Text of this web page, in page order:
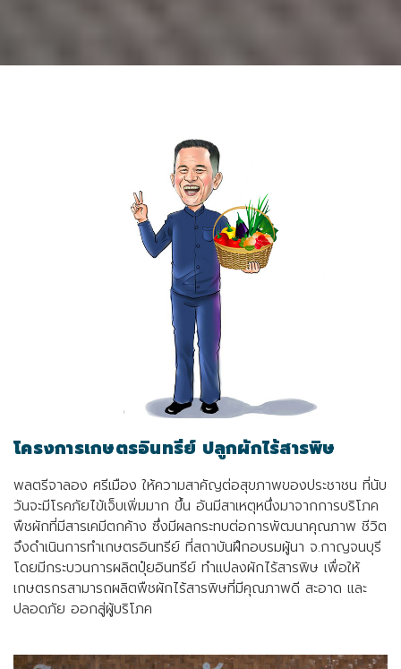
โครงการเกษตรอินทรีย์ ปลูกผักไร้สารพิษ
พลตรีจาลอง ศรีเมือง ให้ความสาคัญต่อสุขภาพของประชาชน ที่นับ
วันจะมีโรคภัยไข้เจ็บเพิ่มมาก ขึ้น อันมีสาเหตุหนึ่งมาจากการบริโภค
พืชผักที่มีสารเคมีตกค้าง ซึ่งมีผลกระทบต่อการพัฒนาคุณภาพ ชีวิต
จึงดำเนินการทำเกษตรอินทรีย์ ที่สถาบันฝึกอบรมผู้นา จ.กาญจนบุรี
โดยมีกระบวนการผลิตปุ๋ยอินทรีย์ ทำแปลงผักไร้สารพิษ เพื่อให้
เกษตรกรสามารถผลิตพืชผักไร้สารพิษที่มีคุณภาพดี สะอาด และ
ปลอดภัย ออกสู่ผู้บริโภค